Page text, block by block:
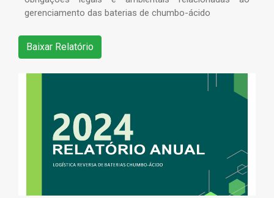
gerenciamento das baterias de chumbo-ácido
Baixar Relatório